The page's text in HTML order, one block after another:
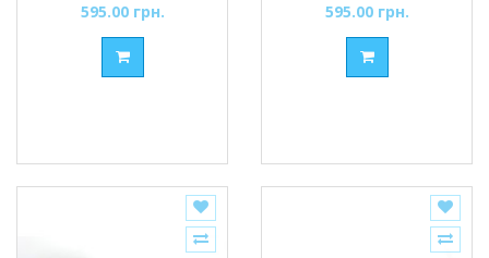
595.00 грн. 595.00 грн.